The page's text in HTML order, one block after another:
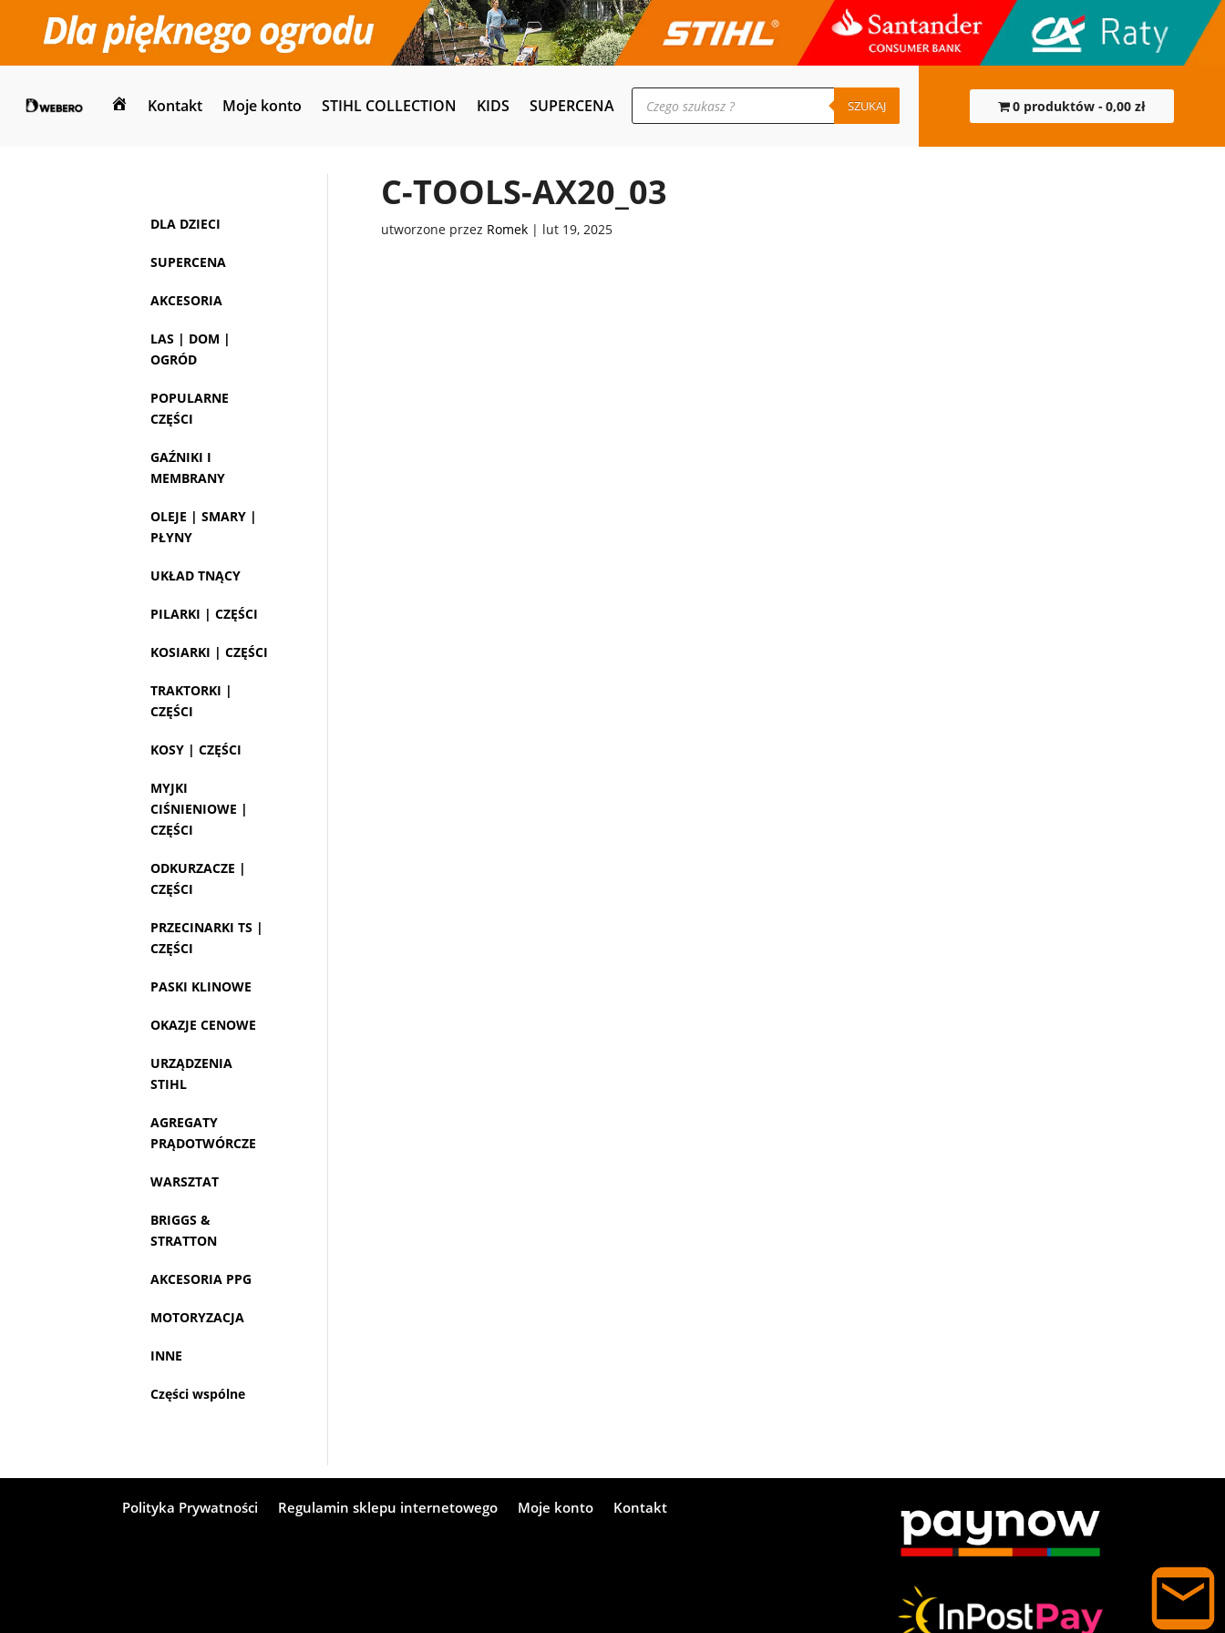
Dom Kontakt Moje konto STIHL COLLECTION KIDS SUPERCENA
Wyszukiwarka
produktów SZUKAJ 0 produktów 0,00 zł
C-TOOLS-AX20_03
utworzone przez Romek| lut 19, 2025
DLA DZIECI
SUPERCENA
AKCESORIA
LAS | DOM |
OGRÓD
POPULARNE
CZĘŚCI
GAŹNIKI I
MEMBRANY
OLEJE | SMARY |
PŁYNY
UKŁAD TNĄCY
PILARKI | CZĘŚCI
KOSIARKI | CZĘŚCI
TRAKTORKI |
CZĘŚCI
KOSY | CZĘŚCI
MYJKI
CIŚNIENIOWE |
CZĘŚCI
ODKURZACZE |
CZĘŚCI
PRZECINARKI TS |
CZĘŚCI
PASKI KLINOWE
OKAZJE CENOWE
URZĄDZENIA
STIHL
AGREGATY
PRĄDOTWÓRCZE
WARSZTAT
BRIGGS &
STRATTON
AKCESORIA PPG
MOTORYZACJA
INNE
Części wspólne
Polityka Prywatności Regulamin sklepu internetowego Moje konto Kontakt